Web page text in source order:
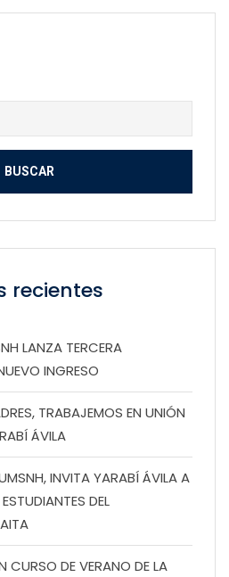
recientes
LANZA TERCERA
INGRESO
TRABAJEMOS EN UNIÓN
ÁVILA
INVITA YARABÍ ÁVILA A
DEL
CURSO DE VERANO DE LA